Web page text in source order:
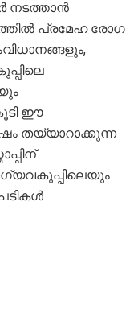
നടത്താന്‍
പ്രമേഹ രോഗ
ഈ
തയ്യാറാക്കുന്ന